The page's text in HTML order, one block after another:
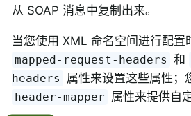
从 SOAP 消息中复制出来。
当您使用 XML 命名空间进行配置
mapped-request-headers 和
headers
属性来设置这些属性；
header-mapper 属性来提供自